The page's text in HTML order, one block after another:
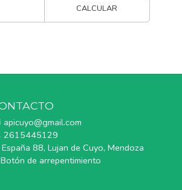
CALCULAR
apicuyo@gmail.com
2615445129
España 88, Lujan de Cuyo, Mendoza
de arrepentimiento